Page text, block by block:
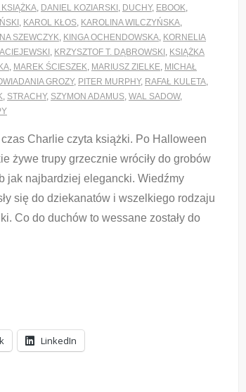
DANIEL KOZIARSKI DUCHY, EBOOK
KAROL KŁOS KAROLINA WILCZYŃSKA
SZEWCZYK KINGA OCHENDOWSKA KORNELIA
KRZYSZTOF T. DĄBROWSKI KSIĄŻKA
MAREK ŚCIESZEK MARIUSZ ZIELKE MICHAŁ
GROZY, PITER MURPHY, RAFAŁ KULETA
STRACHY, SZYMON ADAMUS WAL SADOW,
czas Charlie czyta książki. Po Halloween
żywe trupy grzecznie wróciły do grobów
jak najbardziej elegancki. Wiedźmy
się do dziekanatów i wszelkiego rodzaju
Co do duchów to wessane zostały do
LinkedIn